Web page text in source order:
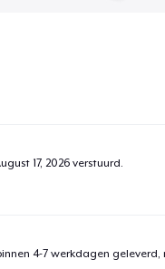
17, 2026verstuurd.
4-7 werkdagen